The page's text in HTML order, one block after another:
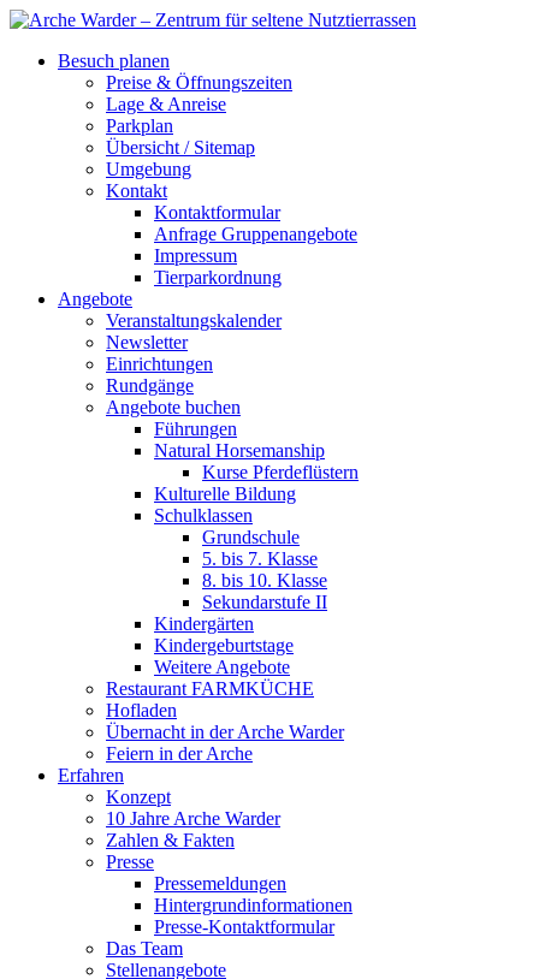
Besuch planen
Preise & Öffnungszeiten
Lage & Anreise
Parkplan
Übersicht / Sitemap
Umgebung
Kontakt
Kontaktformular
Anfrage Gruppenangebote
Impressum
Tierparkordnung
Angebote
Veranstaltungskalender
Newsletter
Einrichtungen
Rundgänge
Angebote buchen
Führungen
Natural Horsemanship
Kurse Pferdeflüstern
Kulturelle Bildung
Schulklassen
Grundschule
5. bis 7. Klasse
8. bis 10. Klasse
Sekundarstufe II
Kindergärten
Kindergeburtstage
Weitere Angebote
Restaurant FARMKÜCHE
Hofladen
Übernacht in der Arche Warder
Feiern in der Arche
Erfahren
Konzept
10 Jahre Arche Warder
Zahlen & Fakten
Presse
Pressemeldungen
Hintergrundinformationen
Presse-Kontaktformular
Das Team
Stellenangebote